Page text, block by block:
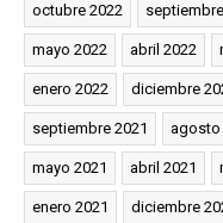
octubre 2022
mayo 2022 abril 2022
enero 2022 diciembre
septiembre 2021 agosto
mayo 2021 abril 2021
enero 2021 diciembre